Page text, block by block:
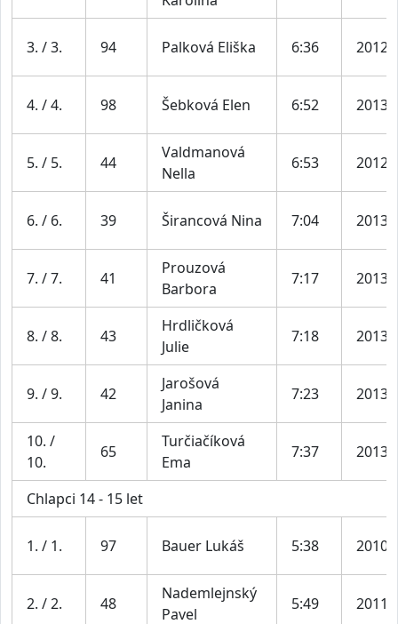
3. / 3. 94 Palková Eliška 6:36 2012
4. / 4. 98 Šebková Elen 6:52 2013
5. / 5. 44
Valdmanová
Nella
6:53 2012
6. / 6. 39 Širancová Nina 7:04 2013
7. / 7. 41
Prouzová
Barbora
7:17 2013
8. / 8. 43
Hrdličková
Julie
7:18 2013
9. / 9. 42
Jarošová
Janina
7:23 2013
10. /
10.
65
Turčiačíková
Ema
7:37 2013
Chlapci 14 - 15 let
1. / 1. 97 Bauer Lukáš 5:38 2010
2. / 2. 48
Nademlejnský
Pavel
5:49 2011